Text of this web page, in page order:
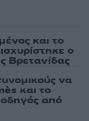
και το
ο
Βρετανίδας
να
και το
από